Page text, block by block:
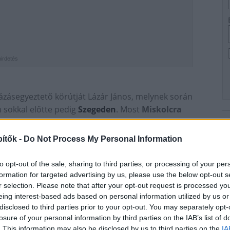
- Do Not Process My Personal Information
opt-out of the sale, sharing to third parties, or processing of your
for targeted advertising by us, please use the below opt-out
selection. Please note that after your opt-out request is processed
interest-based ads based on personal information utilized by us
to third parties prior to your opt-out. You may separately
of your personal information by third parties on the IAB’s list of
körútját Lázár János, melynek során
sokkal előtte pedig Szegeden. Most Miskolcra
vezetője, tárcája delegációjának és a város
köszönhetően "nagyon komoly
az egyetemmel, a közösséggel és a
miniszter szerdán Miskolcon, a tárcája
sajtótájékoztatóján.